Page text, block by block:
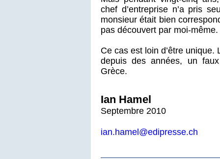
chef d’entreprise n’a pris
monsieur était bien
pas découvert par moi-même.
Ce cas est loin d’être unique.
depuis des années, un
Grèce.
Ian Hamel
Septembre 2010
ian.hamel@edipresse.ch